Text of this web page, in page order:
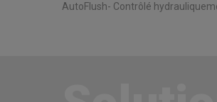
AutoFlush- Contrôlé